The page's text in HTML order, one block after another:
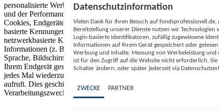
personalisierte Werbung und Inhalte, Messung von Werbeleistung
und der Performance von Inhalten sowie Zielgruppenforschung.
Cookies, Endgeräte- oder ähnliche Online-Kennungen (z. B. login-
basierte Kennungen, zufällig generierte Kennungen,
netzwerkbasierte Kennungen) können zusammen mit anderen
Informationen (z. B. Browsertyp und Browserinformationen,
Sprache, Bildschirmgröße, unterstützte Technologien usw.) auf
Ihrem Endgerät gespeichert oder von dort ausgelesen werden, um es
jedes Mal wiederzuerkennen, wenn es eine App oder einer Webseite
aufruft. Dies geschieht für einen oder mehrere der hier aufgeführten
Verarbeitungszwecke.
Datenschutzinformation
Vielen Dank für Ihren Besuch auf
Bereitstellung unserer Dienste nutzen wir Technologien
Login-basierte Identifikatoren, zufällig zugewiesene
Informationen auf Ihrem Gerät gespeichert oder
Werbung und Inhalte, Messung von Werbeleistung
ist für den Zugriff auf die Website nicht erforderlich.
Schalter ändern, oder später jederzeit via
ZWECKE PARTNER